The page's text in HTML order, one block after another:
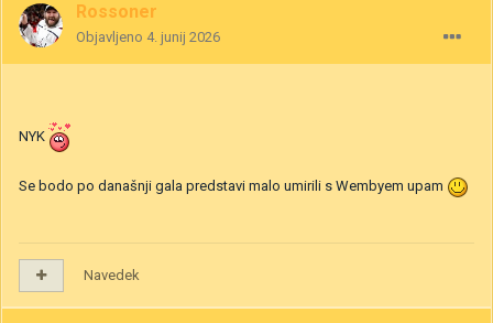
Rossoner
Objavljeno 4. junij 2026
NYK
Se bodo po današnji gala predstavi malo umirili s Wembyem upam
Navedek